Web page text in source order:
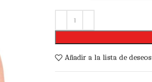
Añadir a la lista de deseos